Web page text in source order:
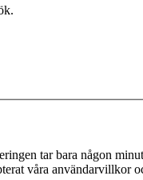
tar bara någon
våra